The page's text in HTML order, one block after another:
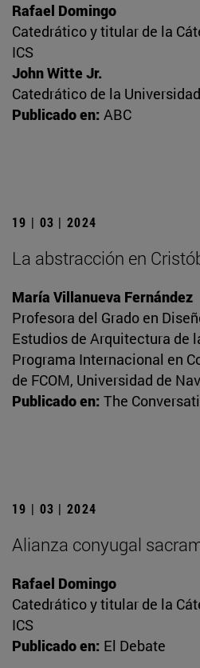
Rafael Domingo
Catedrático y titular de la
ICS
John Witte Jr.
Catedrático de la
Publicado en: ABC
19 | 03 | 2024
La abstracción en
María Villanueva Fernández
Profesora del Grado en
Estudios de Arquitectura de
Programa Internacional en
de FCOM, Universidad de
Publicado en: The
19 | 03 | 2024
Alianza conyugal
Rafael Domingo
Catedrático y titular de la
ICS
Publicado en: El Debate